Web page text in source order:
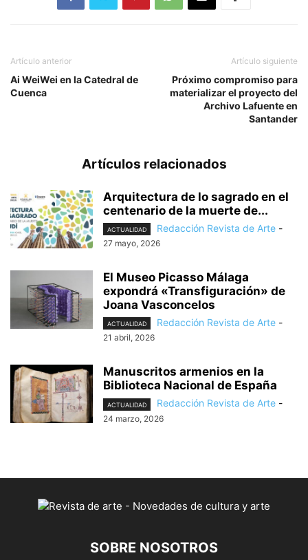
Artículo anterior
Ai WeiWei en la Catedral de
Cuenca
Artículo siguiente
Próximo compromiso para
materializar el proyecto del
Archivo Lafuente en
Santander
Artículos relacionados
Arquitectura de lo sagrado en el
centenario de la muerte de...
ACTUALIDAD Redacción Revista de Arte -
27 mayo, 2026
El Museo Picasso Málaga
expondrá «Transfiguración» de
Joana Vasconcelos
ACTUALIDAD Redacción Revista de Arte -
21 abril, 2026
Manuscritos armenios en la
Biblioteca Nacional de España
ACTUALIDAD Redacción Revista de Arte -
24 marzo, 2026
SOBRE NOSOTROS